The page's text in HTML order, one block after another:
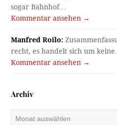
sogar Bahnhof…
Kommentar ansehen →
Manfred Roilo:
recht, es handelt sich um
Kommentar ansehen →
Archiv